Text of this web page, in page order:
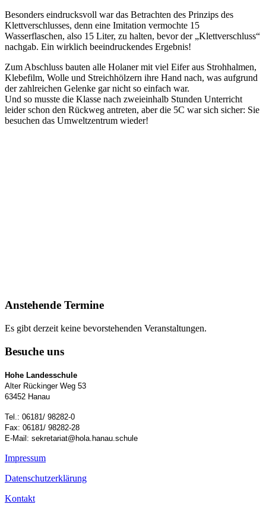
Besonders eindrucksvoll war das Betrachten des Prinzips des
Klettverschlusses, denn eine Imitation vermochte 15
Wasserflaschen, also 15 Liter, zu halten, bevor der „Klettverschluss“
nachgab. Ein wirklich beeindruckendes Ergebnis!
Zum Abschluss bauten alle Holaner mit viel Eifer aus Strohhalmen,
Klebefilm, Wolle und Streichhölzern ihre Hand nach, was aufgrund
der zahlreichen Gelenke gar nicht so einfach war.
Und so musste die Klasse nach zweieinhalb Stunden Unterricht
leider schon den Rückweg antreten, aber die 5C war sich sicher: Sie
besuchen das Umweltzentrum wieder!
Anstehende Termine
Es gibt derzeit keine bevorstehenden Veranstaltungen.
Besuche uns
Hohe Landesschule
Alter Rückinger Weg 53
63452 Hanau
Tel.: 06181/ 98282-0
Fax: 06181/ 98282-28
E-Mail: sekretariat@hola.hanau.schule
Impressum
Datenschutzerklärung
Kontakt